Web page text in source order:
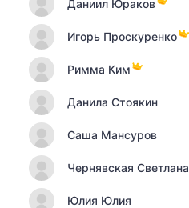
Даниил Юраков
Игорь Проскуренко
Римма Ким
Данила Стоякин
Саша Мансуров
Чернявская Светлана
Юлия Юлия